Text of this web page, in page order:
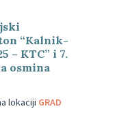
“Kalnik-
– KTC” i 7.
osmina
lokaciji GRAD